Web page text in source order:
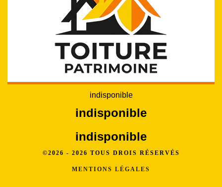
indisponible
indisponible
indisponible
©2026 - 2026 TOUS DROIS RÉSERVÉS
MENTIONS LÉGALES